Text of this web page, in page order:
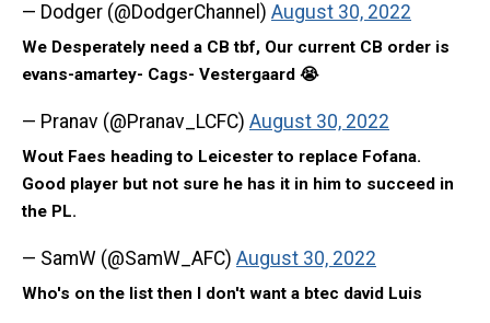
— Dodger (@DodgerChannel) August 30, 2022
We Desperately need a CB tbf, Our current CB order is
evans-amartey- Cags- Vestergaard 😭
— Pranav (@Pranav_LCFC) August 30, 2022
Wout Faes heading to Leicester to replace Fofana.
Good player but not sure he has it in him to succeed in
the PL.
— SamW (@SamW_AFC) August 30, 2022
Who's on the list then I don't want a btec david Luis